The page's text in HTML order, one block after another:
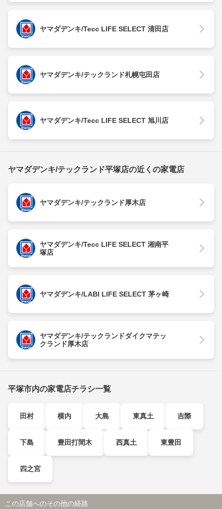
ヤマダデンキ/Tecc LIFE SELECT 清田店
ヤマダデンキ/テックランド札幌屯田店
ヤマダデンキ/Tecc LIFE SELECT 旭川店
ヤマダデンキ/テックランド平塚店の近くの家電店
ヤマダデンキ/テックランド厚木店
ヤマダデンキ/Tecc LIFE SELECT 湘南平
塚店
ヤマダデンキ/LABI LIFE SELECT 茅ヶ崎
ヤマダデンキ/テックランドダイクマテッ
クランド厚木店
平塚市内の家電店チラシ一覧
田村 横内 大島 東真土 吉際
下島 豊田打間木 西真土 東豊田
四之宮
この店舗へのその他の経路